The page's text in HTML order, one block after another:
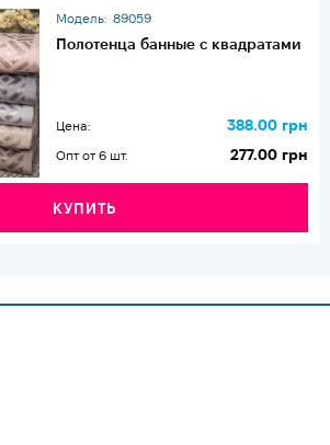
Модель: 89059
Полотенца банные с квадратами
Цена: 388.00 грн
Опт от 6 шт. 277.00 грн
КУПИТЬ